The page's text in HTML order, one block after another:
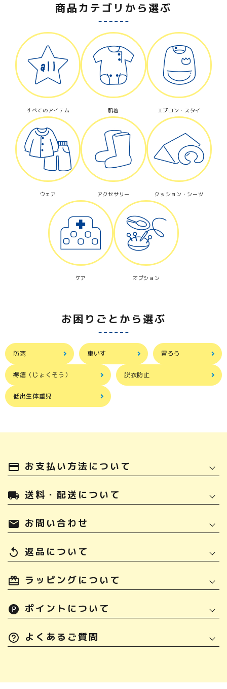
商品カテゴリから選ぶ
すべてのアイテム 肌着 エプロン・スタイ
ウェア アクセサリー クッション・シーツ
ケア オプション
お困りごとから選ぶ
防寒 車いす 胃ろう
褥瘡（じょくそう） 脱衣防止
低出生体重児
payment お支払い方法について
local_shipping 送料・配送について
mail お問い合わせ
replay 返品について
ラッピングについて
ポイントについて
よくあるご質問